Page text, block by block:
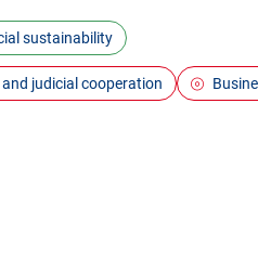
sustainability
judicial cooperation